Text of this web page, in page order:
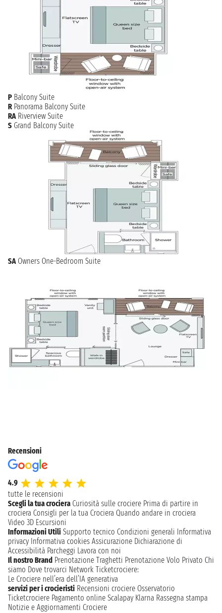
P Balcony Suite
R Panorama Balcony Suite
RA Riverview Suite
S Grand Balcony Suite
SA Owners One-Bedroom Suite
Recensioni
4.9
tutte le recensioni
Scegli la tua crociera Curiosità sulle crociere Prima di partire in
crociera Consigli per la tua Crociera Quando andare in crociera
Video 3D Escursioni
Informazioni Utili Supporto tecnico Condizioni generali Informativa
privacy Informativa cookies Assicurazione Dichiarazione di
Accessibilità Parcheggi Lavora con noi
Il nostro Brand Prenotazione Traghetti Prenotazione Volo Privato Chi
siamo Dove trovarci Network Ticketcrociere:
Le Crociere nell’era dell’IA generativa
servizi per i crocieristi Recensioni crociere Osservatorio
Ticketcrociere Pagamento online Scalapay Klarna Rassegna stampa
Notizie e Aggiornamenti Crociere